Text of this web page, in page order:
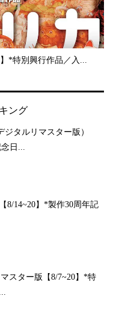
*特別興行作品／入...
ング
タルリマスター版）
念日...
8/14~20】*製作30周年記
スター版【8/7~20】*特